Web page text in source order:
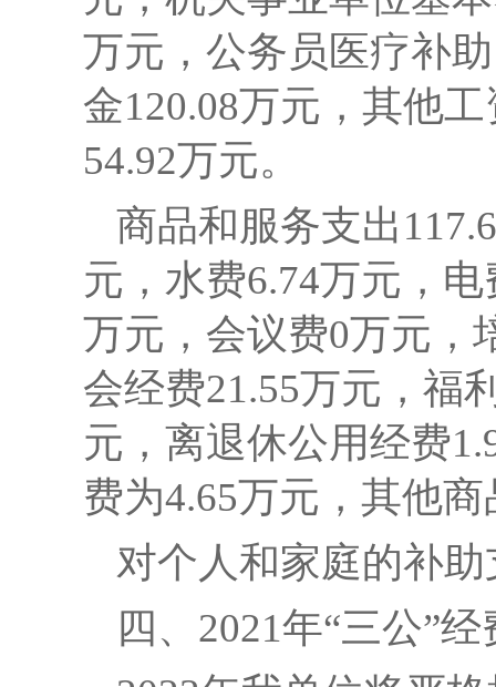
万元，公务员医疗补
金120.08万元，其他
54.92万元。
商品和服务支出
元，水费6.74万元，
万元，会议费0万元，
会经费21.55万元，福
元，离退休公用经费
费为4.65万元，其他
对个人和家庭的补助
四、 2021年“三公”